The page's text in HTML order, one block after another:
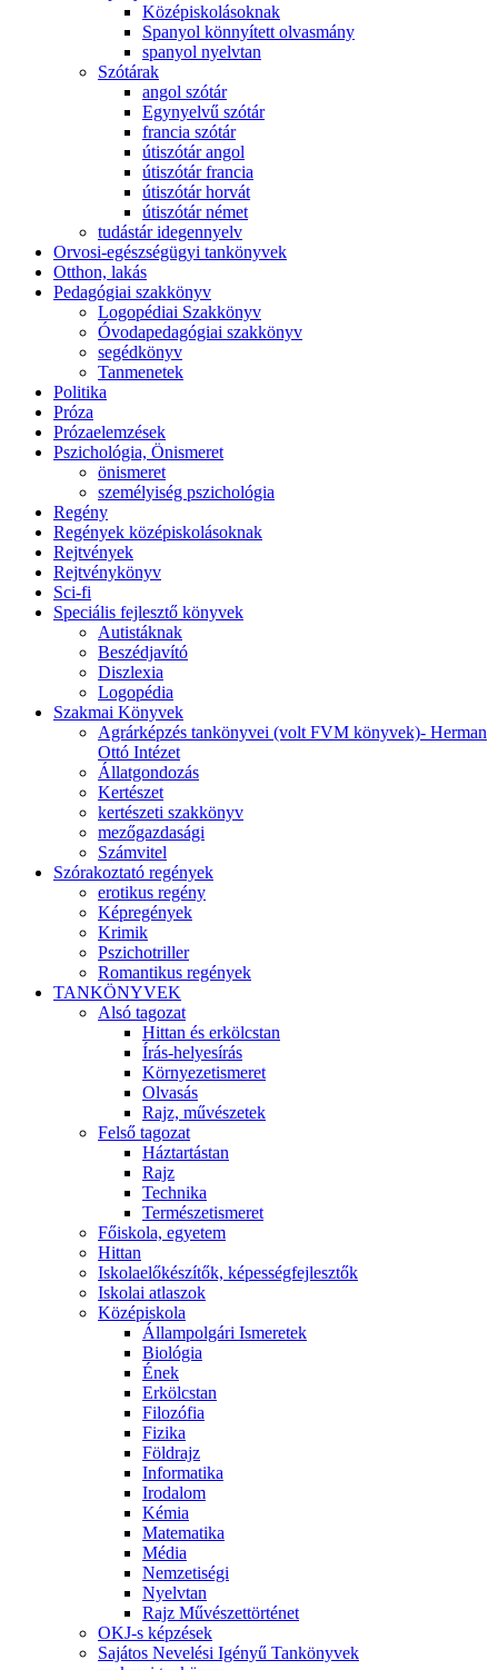
Középiskolásoknak
Spanyol könnyített olvasmány
spanyol nyelvtan
Szótárak
angol szótár
Egynyelvű szótár
francia szótár
útiszótár angol
útiszótár francia
útiszótár horvát
útiszótár német
tudástár idegennyelv
Orvosi-egészségügyi tankönyvek
Otthon, lakás
Pedagógiai szakkönyv
Logopédiai Szakkönyv
Óvodapedagógiai szakkönyv
segédkönyv
Tanmenetek
Politika
Próza
Prózaelemzések
Pszichológia, Önismeret
önismeret
személyiség pszichológia
Regény
Regények középiskolásoknak
Rejtvények
Rejtvénykönyv
Sci-fi
Speciális fejlesztő könyvek
Autistáknak
Beszédjavító
Diszlexia
Logopédia
Szakmai Könyvek
Agrárképzés tankönyvei (volt FVM könyvek)- Herman
Ottó Intézet
Állatgondozás
Kertészet
kertészeti szakkönyv
mezőgazdasági
Számvitel
Szórakoztató regények
erotikus regény
Képregények
Krimik
Pszichotriller
Romantikus regények
TANKÖNYVEK
Alsó tagozat
Hittan és erkölcstan
Írás-helyesírás
Környezetismeret
Olvasás
Rajz, művészetek
Felső tagozat
Háztartástan
Rajz
Technika
Természetismeret
Főiskola, egyetem
Hittan
Iskolaelőkészítők, képességfejlesztők
Iskolai atlaszok
Középiskola
Állampolgári Ismeretek
Biológia
Ének
Erkölcstan
Filozófia
Fizika
Földrajz
Informatika
Irodalom
Kémia
Matematika
Média
Nemzetiségi
Nyelvtan
Rajz Művészettörténet
OKJ-s képzések
Sajátos Nevelési Igényű Tankönyvek